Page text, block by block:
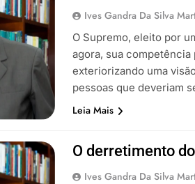
Ives Gandra Da Silva
O Supremo, eleito por
agora, sua
exteriorizando uma
pessoas que deveriam
Leia Mais
O derretimento
Ives Gandra Da Silva